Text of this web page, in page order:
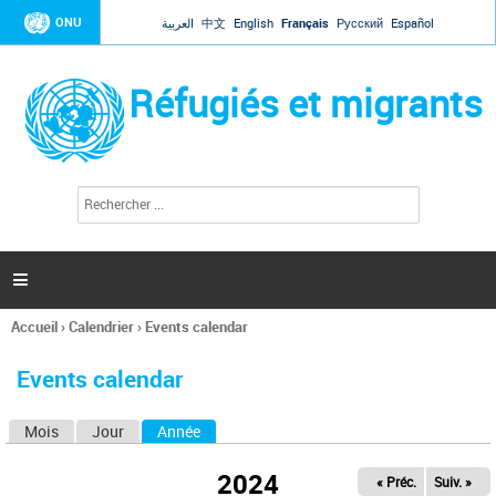
Jump to navigation
ONU العربية 中文 English Français Русский Español
Réfugiés et migrants
l
c
h
e

Vous
ici
Accueil›Calendrier› Events calendar
Events calendar
Mois Jour Année
2024 « Préc. Suiv. »